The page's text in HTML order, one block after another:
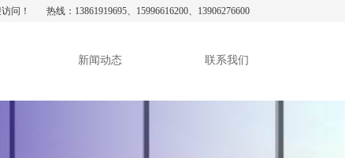
访问！ 热线：13861919695、15996616200、13906276600
新闻动态 联系我们